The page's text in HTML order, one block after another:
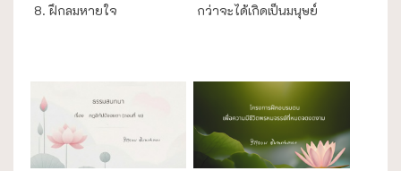
8. ฝึกลมหายใจ กว่าจะได้เกิดเป็นมนุษย์